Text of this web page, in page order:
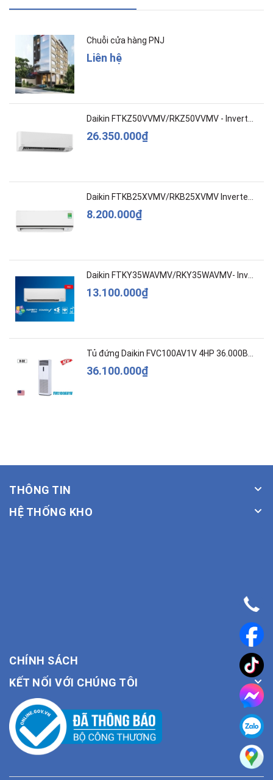
Chuỗi cửa hàng PNJ
Liên hệ
26.350.000₫
8.200.000₫
13.100.000₫
36.100.000₫
THÔNG TIN
HỆ THỐNG KHO
CHÍNH SÁCH
KẾT NỐI VỚI CHÚNG TÔI